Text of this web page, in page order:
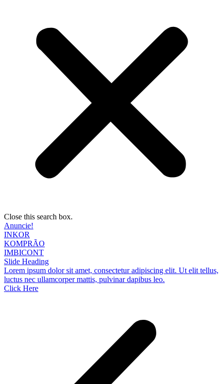
Close this search box.
Anuncie!
INKOR
KOMPRÃO
IMBICONT
Slide Heading
Lorem ipsum dolor sit amet, consectetur adipiscing elit. Ut elit tellus,
luctus nec ullamcorper mattis, pulvinar dapibus leo.
Click Here